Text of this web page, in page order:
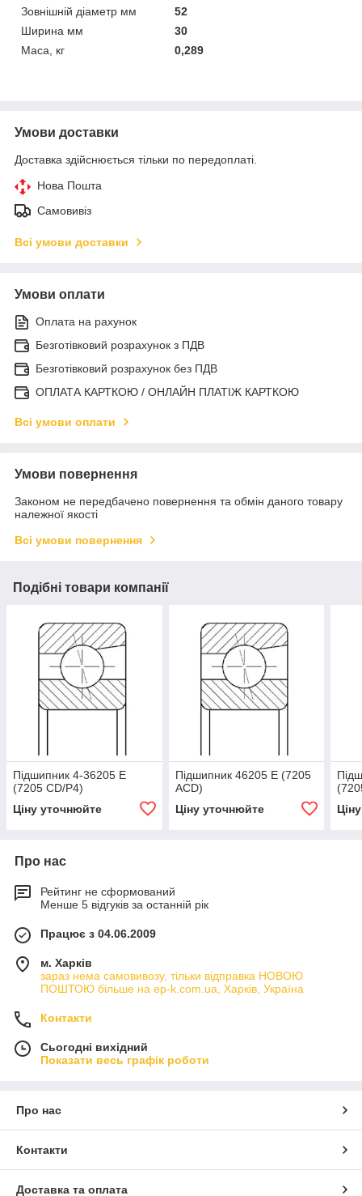
Зовнішній діаметр мм
52
Ширина мм
30
Маса, кг
0,289
Умови доставки
Доставка здійснюється тільки по передоплаті.
Нова Пошта
Самовивіз
Всі умови доставки
Умови оплати
Оплата на рахунок
Безготівковий розрахунок з ПДВ
Безготівковий розрахунок без ПДВ
ОПЛАТА КАРТКОЮ / ОНЛАЙН ПЛАТІЖ КАРТКОЮ
Всі умови оплати
Умови повернення
Законом не передбачено повернення та обмін даного товару
належної якості
Всі умови повернення
Подібні товари компанії
Підшипник 4-36205 Е
(7205 CD/Р4)
Ціну уточнюйте
Підшипник 46205 Е (7205
АСD)
Ціну уточнюйте
Про нас
Рейтинг не сформований
Менше 5 відгуків за останній рік
Працює з 04.06.2009
м. Харків
зараз нема самовивозу, тільки відправка НОВОЮ
ПОШТОЮ більше на ep-k.com.ua, Харків, Україна
Контакти
Сьогодні вихідний
Показати весь графік роботи
Про нас
Контакти
Доставка та оплата